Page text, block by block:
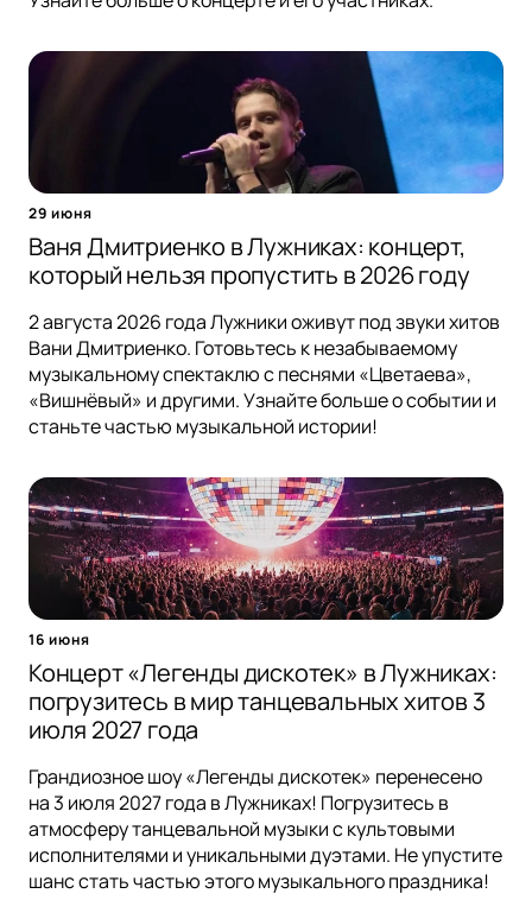
29 июня
Ваня Дмитриенко в Лужниках: концерт,
который нельзя пропустить в 2026 году
2 августа 2026 года Лужники оживут под звуки хитов
Вани Дмитриенко. Готовьтесь к незабываемому
музыкальному спектаклю с песнями «Цветаева»,
«Вишнёвый» и другими. Узнайте больше о событии и
станьте частью музыкальной истории!
16 июня
Концерт «Легенды дискотек» в Лужниках:
погрузитесь в мир танцевальных хитов 3
июля 2027 года
Грандиозное шоу «Легенды дискотек» перенесено
на 3 июля 2027 года в Лужниках! Погрузитесь в
атмосферу танцевальной музыки с культовыми
исполнителями и уникальными дуэтами. Не упустите
шанс стать частью этого музыкального праздника!